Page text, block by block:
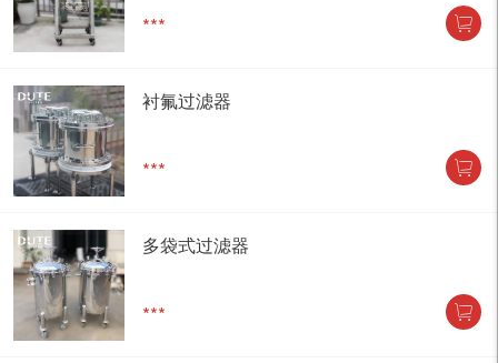
***
衬氟过滤器
***
多袋式过滤器
***